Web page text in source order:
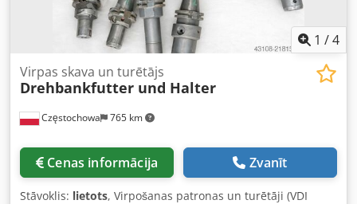
1 /4
Częstochowa 765 km
Virpas skava un turētājs
Drehbankfutter und Halter
Cenas informācija Zvanīt
Stāvoklis: lietots, Virpošanas patronas un turētāji (VDI